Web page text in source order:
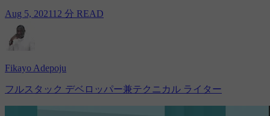
Aug 5, 2021 12 分 READ
Fikayo Adepoju
フルスタック デベロッパー兼テクニカル ライター